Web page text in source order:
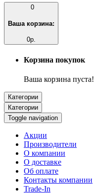
0
Ваша корзина:
0р.
Корзина покупок
Ваша корзина пуста!
Категории
Категории
Toggle navigation
Акции
Производители
О компании
О доставке
Об оплате
Контакты компании
Trade-In